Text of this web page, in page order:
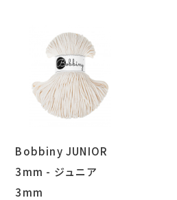
Bobbiny JUNIOR
3mm - ジュニア
3mm